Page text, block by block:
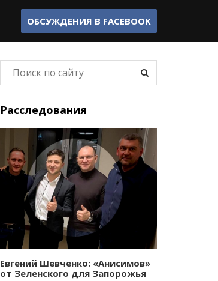
ОБСУЖДЕНИЯ В FACEBOOK
Расследования
Евгений Шевченко: «Анисимов»
от Зеленского для Запорожья